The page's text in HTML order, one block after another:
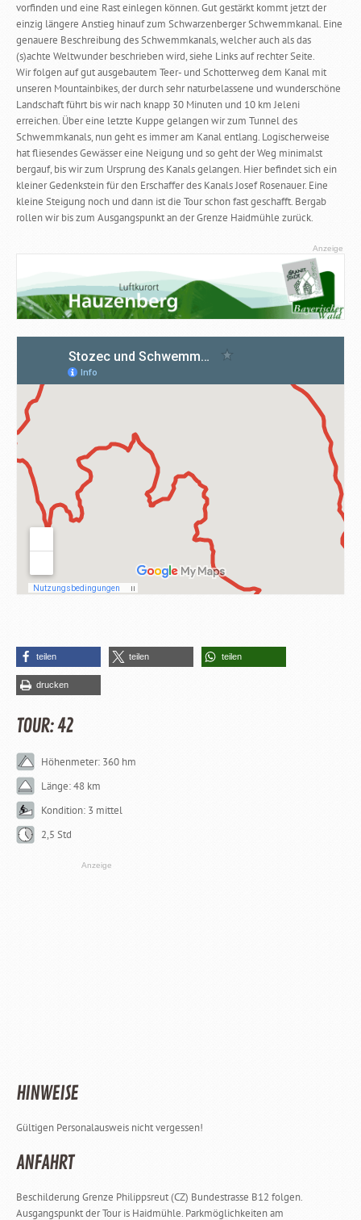
vorfinden und eine Rast einlegen können. Gut gestärkt kommt jetzt der
einzig längere Anstieg hinauf zum Schwarzenberger Schwemmkanal. Eine
genauere Beschreibung des Schwemmkanals, welcher auch als das
(s)achte Weltwunder beschrieben wird, siehe Links auf rechter Seite.
Wir folgen auf gut ausgebautem Teer- und Schotterweg dem Kanal mit
unseren Mountainbikes, der durch sehr naturbelassene und wunderschöne
Landschaft führt bis wir nach knapp 30 Minuten und 10 km Jeleni
erreichen. Über eine letzte Kuppe gelangen wir zum Tunnel des
Schwemmkanals, nun geht es immer am Kanal entlang. Logischerweise
hat fliesendes Gewässer eine Neigung und so geht der Weg minimalst
bergauf, bis wir zum Ursprung des Kanals gelangen. Hier befindet sich ein
kleiner Gedenkstein für den Erschaffer des Kanals Josef Rosenauer. Eine
kleine Steigung noch und dann ist die Tour schon fast geschafft. Bergab
rollen wir bis zum Ausgangspunkt an der Grenze Haidmühle zurück.
Anzeige
teilen teilen teilen
drucken
TOUR: 42
Höhenmeter: 360 hm
Länge: 48 km
Kondition: 3 mittel
2,5 Std
Anzeige
HINWEISE
Gültigen Personalausweis nicht vergessen!
ANFAHRT
Beschilderung Grenze Philippsreut (CZ) Bundestrasse B12 folgen.
Ausgangspunkt der Tour is Haidmühle. Parkmöglichkeiten am